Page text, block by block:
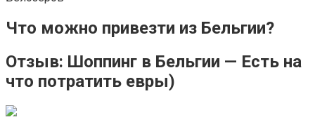
Что можно привезти из Бельгии?
Отзыв: Шоппинг в Бельгии — Есть на
что потратить евры)